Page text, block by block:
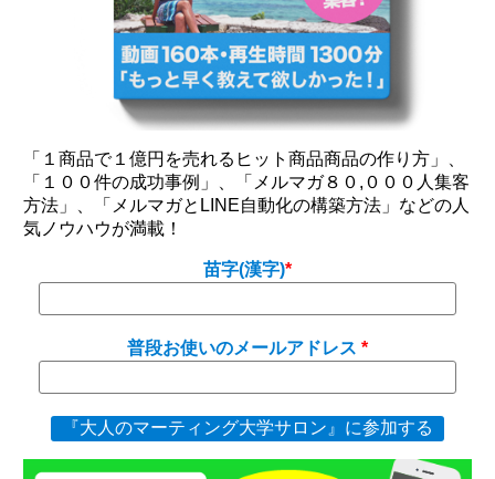
「１商品で１億円を売れるヒット商品商品の作り方」、
「１００件の成功事例」、「メルマガ８０,０００人集客
方法」、「メルマガとLINE自動化の構築方法」などの人
気ノウハウが満載！
苗字(漢字)
普段お使いのメールアドレス
『大人のマーティング大学サロン』に参加する